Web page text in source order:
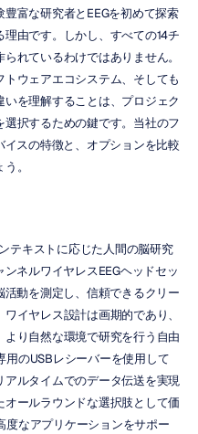
富な研究者とEEGを初めて探索
由です。しかし、すべての14チ
れているわけではありません。
ウェアエコシステム、そしても
を理解することは、プロジェク
択するための鍵です。当社のフ
スの特徴と、オプションを比較
。
テキストに応じた人間の脳研究
ネルワイヤレスEEGヘッドセッ
活動を測定し、信頼できるクリー
イヤレス設計は画期的であり、
り自然な環境で研究を行う自由
のUSBレシーバーを使用して
ルタイムでのデータ伝送を実現
ールラウンドな選択肢として価
度なアプリケーションをサポー